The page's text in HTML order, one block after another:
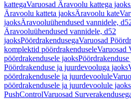
kattegaVaruosad Äravoolu kattega jaoks
Äravoolu katteta jaoksÄravoolu kate
jaoksÄravooluühendused vannidele,
Äravooluühendused vannidele, d52
jaoksPöördrakendusegaVaruosad
komplektid pöördrakenduseleVaruosad
pöördrakendusele jaoks
Pöördrakenduse ja juurdevooluga jaoks
pöördrakendusele ja juurdevoolule
pöördrakendusele ja juurdevoolule jaoks
PushControlVaruosad